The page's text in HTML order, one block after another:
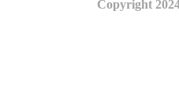
Copyright